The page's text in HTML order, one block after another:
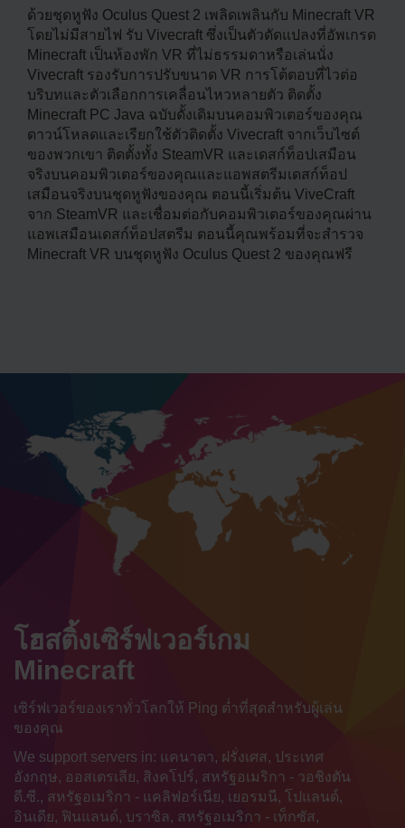
ด้วยชุดหูฟัง Oculus Quest 2 เพลิดเพลินกับ Minecraft VR
โดยไม่มีสายไฟ รับ Vivecraft ซึ่งเป็นตัวดัดแปลงที่อัพเกรด
Minecraft เป็นห้องพัก VR ที่ไม่ธรรมดาหรือเล่นนั่ง
Vivecraft รองรับการปรับขนาด VR การโต้ตอบที่ไวต่อ
บริบทและตัวเลือกการเคลื่อนไหวหลายตัว ติดตั้ง
Minecraft PC Java ฉบับดั้งเดิมบนคอมพิวเตอร์ของคุณ
ดาวน์โหลดและเรียกใช้ตัวติดตั้ง Vivecraft จากเว็บไซต์
ของพวกเขา ติดตั้งทั้ง SteamVR และเดสก์ท็อปเสมือน
จริงบนคอมพิวเตอร์ของคุณและแอพสตรีมเดสก์ท็อป
เสมือนจริงบนชุดหูฟังของคุณ ตอนนี้เริ่มต้น ViveCraft
จาก SteamVR และเชื่อมต่อกับคอมพิวเตอร์ของคุณผ่าน
แอพเสมือนเดสก์ท็อปสตรีม ตอนนี้คุณพร้อมที่จะสำรวจ
Minecraft VR บนชุดหูฟัง Oculus Quest 2 ของคุณฟรี
โฮสติ้งเซิร์ฟเวอร์เกม
Minecraft
เซิร์ฟเวอร์ของเราทั่วโลกให้ Ping ต่ำที่สุดสำหรับผู้เล่น
ของคุณ
We support servers in: แคนาดา, ฝรั่งเศส, ประเทศ
อังกฤษ, ออสเตรเลีย, สิงคโปร์, สหรัฐอเมริกา - วอชิงตัน
ดี.ซี., สหรัฐอเมริกา - แคลิฟอร์เนีย, เยอรมนี, โปแลนด์,
อินเดีย, ฟินแลนด์, บราซิล, สหรัฐอเมริกา - เท็กซัส,